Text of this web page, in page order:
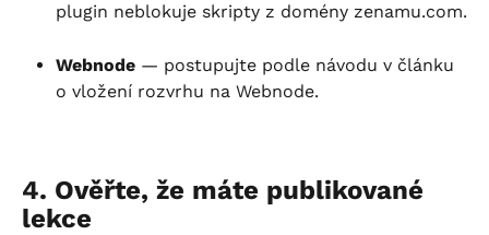
plugin neblokuje skripty z domény zenamu.com.
Webnode — postupujte podle návodu v článku
o vložení rozvrhu na Webnode.
4. Ověřte, že máte publikované
lekce